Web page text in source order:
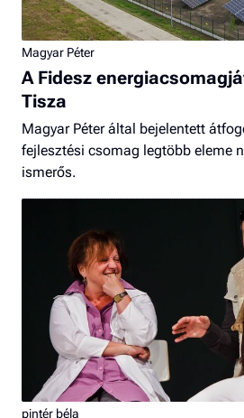
Magyar Péter
A Fidesz
Tisza
Magyar Péter által bejelentett
fejlesztési csomag legtöbb eleme
ismerős.
pintér béla